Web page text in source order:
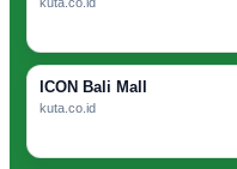
ICON Bali Mall
kuta.co.id